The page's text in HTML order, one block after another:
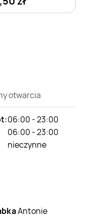
otwarcia
06:00 - 23:00
06:00 - 23:00
nieczynne
Antonie